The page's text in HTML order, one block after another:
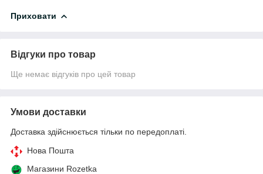
Приховати
Відгуки про товар
Ще немає відгуків про цей товар
Умови доставки
Доставка здійснюється тільки по передоплаті.
Нова Пошта
Магазини Rozetka